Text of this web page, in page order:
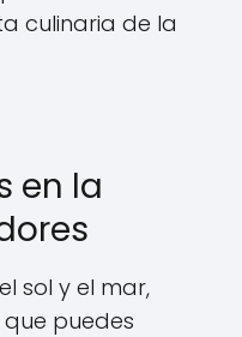
culinaria de la
en la
sol y el mar,
puedes